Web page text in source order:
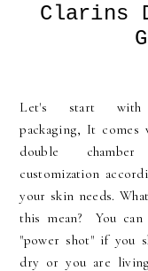
Clarins
Let's start
packaging, It comes
double
customization
your skin needs.
this mean? You
"power shot" if you
dry or you are